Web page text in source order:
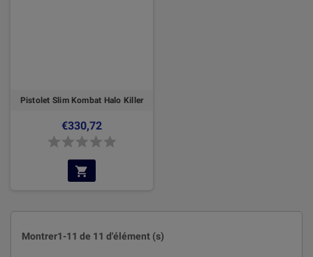
Pistolet Slim Kombat Halo Killer
€330,72
Montrer1-11 de 11 d'élément (s)